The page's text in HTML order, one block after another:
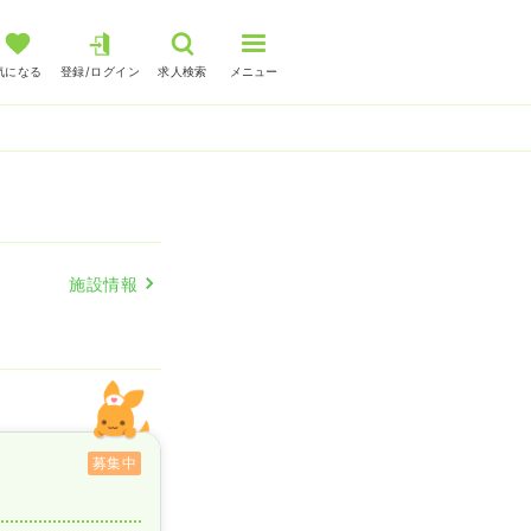
になる 登録/ログイン 求人検索 メニュー
施設情報
募集中